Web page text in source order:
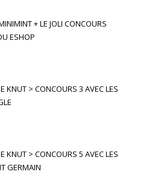
+ LE JOLI CONCOURS
ESHOP
KNUT > CONCOURS 3 AVEC LES
KNUT > CONCOURS 5 AVEC LES
GERMAIN